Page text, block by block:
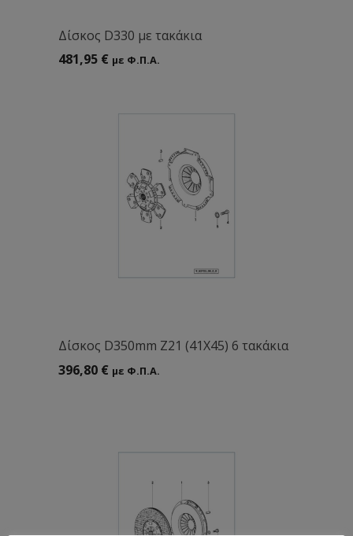
Δίσκος D330 με τακάκια
481,95 € με Φ.Π.Α.
Δίσκος D350mm Ζ21 (41Χ45) 6 τακάκια
396,80 € με Φ.Π.Α.